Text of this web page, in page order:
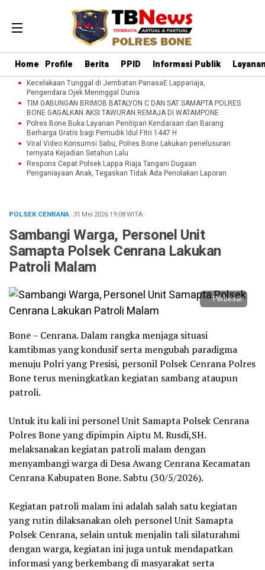
Home Profile Berita PPID Informasi Publik
Kecelakaan Tunggal di Jembatan PanasaE Lappariaja,
Pengendara Ojek Meninggal Dunia
TIM GABUNGAN BRIMOB BATALYON C DAN SAT SAMAPTA POLRES
BONE GAGALKAN AKSI TAWURAN REMAJA DI WATAMPONE
Polres Bone Buka Layanan Penitipan Kendaraan dan Barang
Berharga Gratis bagi Pemudik Idul Fitri 1447 H
Viral Video Konsumsi Sabu, Polres Bone Lakukan penelusuran
ternyata Kejadian Setahun Lalu
Respons Cepat Polsek Lappa Riaja Tangani Dugaan
Penganiayaan Anak, Tegaskan Tidak Ada Penolakan Laporan
POLSEK CENRANA· 31 Mei 202619:08WITA·
‎Sambangi Warga, Personel Unit
Samapta Polsek Cenrana Lakukan
Patroli Malam
Perbesar
Bone – Cenrana. Dalam rangka menjaga situasi
kamtibmas yang kondusif serta mengubah paradigma
menuju Polri yang Presisi, personil Polsek Cenrana Polres
Bone terus meningkatkan kegiatan sambang ataupun
patroli.
‎Untuk itu kali ini personel Unit Samapta Polsek Cenrana
Polres Bone yang dipimpin Aiptu M. Rusdi,SH.
melaksanakan kegiatan patroli malam dengan
menyambangi warga di Desa Awang Cenrana Kecamatan
Cenrana Kabupaten Bone. Sabtu (30/5/2026).
‎Kegiatan patroli malam ini adalah salah satu kegiatan
yang rutin dilaksanakan oleh personel Unit Samapta
Polsek Cenrana, selain untuk menjalin tali silaturahmi
dengan warga, kegiatan ini juga untuk mendapatkan
informasi yang berkembang di masyarakat serta